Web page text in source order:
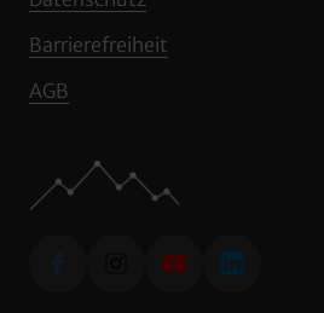
Barrierefreiheit
AGB